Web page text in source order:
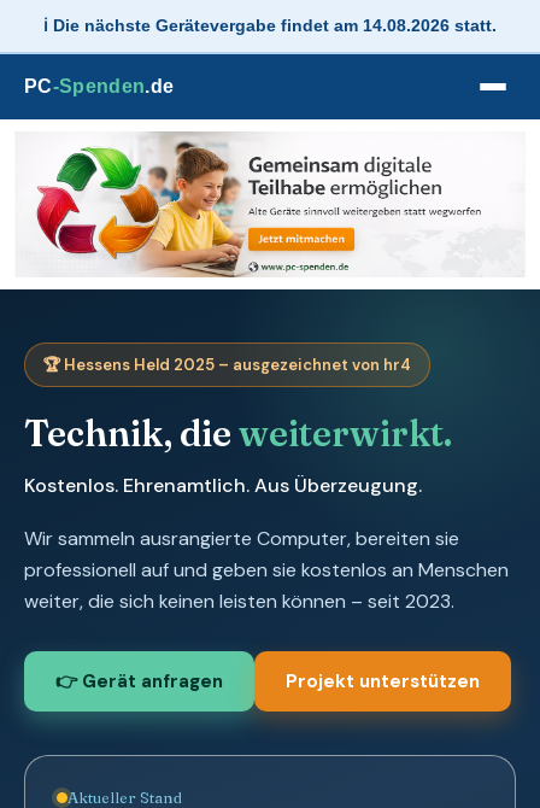
ℹ️ Die nächste Gerätevergabe findet am 14.08.2026 statt.
PC-Spenden.de
🏆 Hessens Held 2025 – ausgezeichnet von hr4
Technik, dieweiterwirkt.
Kostenlos. Ehrenamtlich. Aus Überzeugung.
Wir sammeln ausrangierte Computer, bereiten sie
professionell auf und geben sie kostenlos an Menschen
weiter, die sich keinen leisten können – seit 2023.
👉 Gerät anfragen Projekt unterstützen
Aktueller Stand